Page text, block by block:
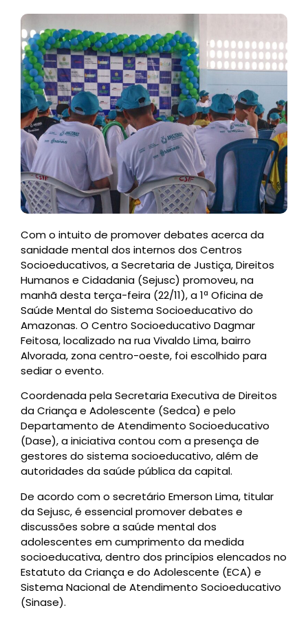
Com o intuito de promover debates acerca da
sanidade mental dos internos dos Centros
Socioeducativos, a Secretaria de Justiça, Direitos
Humanos e Cidadania (Sejusc) promoveu, na
manhã desta terça-feira (22/11), a 1ª Oficina de
Saúde Mental do Sistema Socioeducativo do
Amazonas. O Centro Socioeducativo Dagmar
Feitosa, localizado na rua Vivaldo Lima, bairro
Alvorada, zona centro-oeste, foi escolhido para
sediar o evento.
Coordenada pela Secretaria Executiva de Direitos
da Criança e Adolescente (Sedca) e pelo
Departamento de Atendimento Socioeducativo
(Dase), a iniciativa contou com a presença de
gestores do sistema socioeducativo, além de
autoridades da saúde pública da capital.
De acordo com o secretário Emerson Lima, titular
da Sejusc, é essencial promover debates e
discussões sobre a saúde mental dos
adolescentes em cumprimento da medida
socioeducativa, dentro dos princípios elencados no
Estatuto da Criança e do Adolescente (ECA) e
Sistema Nacional de Atendimento Socioeducativo
(Sinase).